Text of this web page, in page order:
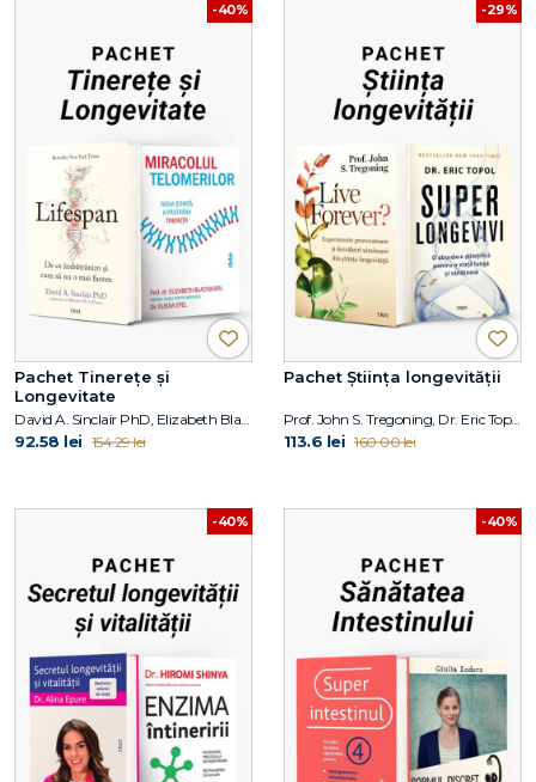
-40%
Pachet Tinerețe și
Longevitate
David A. Sinclair PhD, Elizabeth Blackburn, Elissa Epel
92.58 lei 154.29 lei
-29%
Pachet Știința longevității
Prof. John S. Tregoning, Dr. Eric Topol
113.6 lei 160.00 lei
-40% -40%